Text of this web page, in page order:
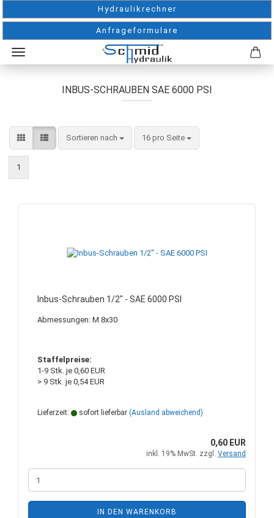
Hydraulikrechner
Anfrageformulare
INBUS-SCHRAUBEN SAE 6000 PSI
Sortieren nach
Sortieren nach 16 pro Seite
pro Seite
1
Inbus-Schrauben 1/2" - SAE 6000 PSI
Abmessungen: M 8x30
Staffelpreise:
1-9 Stk. je 0,60 EUR
> 9 Stk. je 0,54 EUR
Lieferzeit: sofort lieferbar (Ausland abweichend)
0,60 EUR
inkl. 19% MwSt. zzgl. Versand
IN DEN WARENKORB